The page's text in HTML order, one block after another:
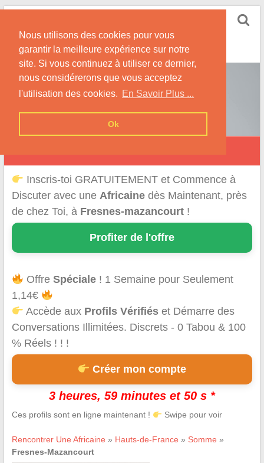
Nous utilisons des cookies pour vous
garantir la meilleure expérience sur notre
site. Si vous continuez à utiliser ce dernier,
nous considérerons que vous acceptez
l'utilisation des cookies. En Savoir Plus ...
Ok
Skip
content
Conseils et Infos pour la Rencontre d'une Belle
Africaine !
Inscris-toi GRATUITEMENT et Commence à
Discuter avec une Africainedès Maintenant, près
de chez Toi, à Fresnes-mazancourt!
Profiter de l'offre
OffreSpéciale ! 1 Semaine pour Seulement
1,14€
Accède aux Profils Vérifiés et Démarre des
Conversations Illimitées. Discrets - 0 Tabou & 100
% Réels ! ! !
Créer mon compte
3 heures, 59 minutes et 50 s *
Ces profils sont en ligne maintenant ! Swipe pour voir
Rencontrer Une Africaine » Hauts-de-France » Somme »
Fresnes-Mazancourt